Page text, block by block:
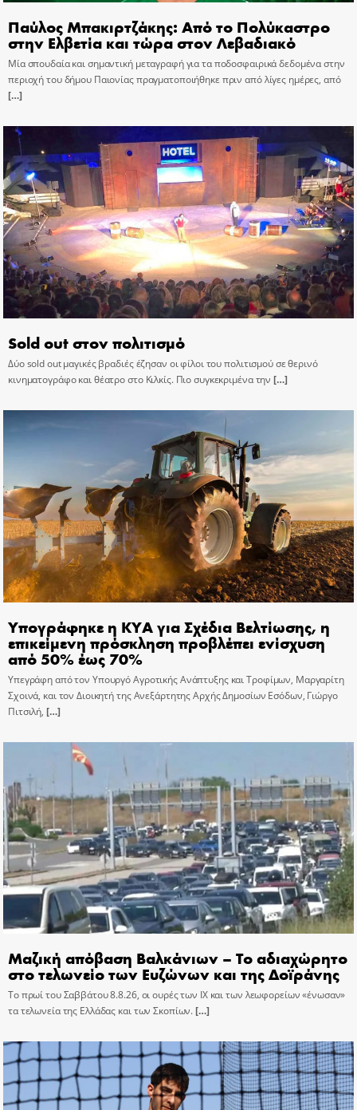
Παύλος Μπακιρτζάκης: Από το Πολύκαστρο
στην Ελβετία και τώρα στον Λεβαδιακό
Μία σπουδαία και σημαντική μεταγραφή για τα ποδοσφαιρικά δεδομένα στην
περιοχή του δήμου Παιονίας πραγματοποιήθηκε πριν από λίγες ημέρες, από
[…]
Sold out στον πολιτισμό
Δύο sold out μαγικές βραδιές έζησαν οι φίλοι του πολιτισμού σε θερινό
κινηματογράφο και θέατρο στο Κιλκίς. Πιο συγκεκριμένα την […]
Υπογράφηκε η ΚΥΑ για Σχέδια Βελτίωσης, η
επικείμενη πρόσκληση προβλέπει ενίσχυση
από 50% έως 70%
Υπεγράφη από τον Υπουργό Αγροτικής Ανάπτυξης και Τροφίμων, Μαργαρίτη
Σχοινά, και τον Διοικητή της Ανεξάρτητης Αρχής Δημοσίων Εσόδων, Γιώργο
Πιτσιλή, […]
Μαζική απόβαση Βαλκάνιων – Το αδιαχώρητο
στο τελωνείο των Ευζώνων και της Δοϊράνης
Το πρωί του Σαββάτου 8.8.26, οι ουρές των ΙΧ και των λεωφορείων «ένωσαν»
τα τελωνεία της Ελλάδας και των Σκοπίων.[…]